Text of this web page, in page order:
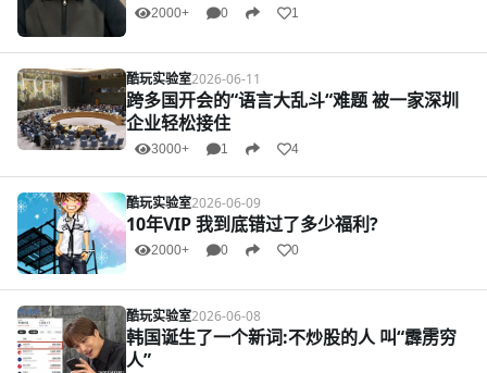
2000+ 0 1
酷玩实验室2026-06-11
跨多国开会的“语言大乱斗“难题 被一家深圳
企业轻松接住
3000+ 1 4
酷玩实验室2026-06-09
10年VIP 我到底错过了多少福利?
2000+ 0 0
酷玩实验室2026-06-08
韩国诞生了一个新词:不炒股的人 叫“霹雳穷
人”